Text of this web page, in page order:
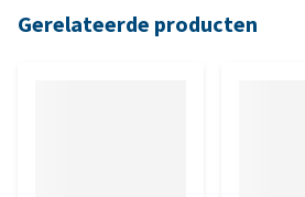
Gerelateerde producten